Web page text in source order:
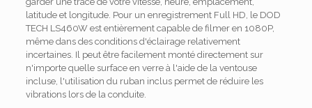
latitude et longitude. Pour un enregistrement Full HD, le DOD
TECH LS460W est entièrement capable de filmer en 1080P,
même dans des conditions d'éclairage relativement
incertaines. Il peut être facilement monté directement sur
n'importe quelle surface en verre à l'aide de la ventouse
incluse, l'utilisation du ruban inclus permet de réduire les
vibrations lors de la conduite.